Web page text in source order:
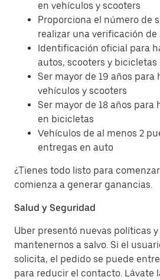
en vehículos y scooters
Proporciona el número de
realizar una verificación
Identificación oficial para
autos, scooters y bicicletas
Ser mayor de 19 años para
vehículos y scooters
Ser mayor de 18 años para
en bicicletas
Vehículos de al menos 2
entregas en auto
¿Tienes todo listo para
comienza a generar ganancias.
Salud y Seguridad
Uber presentó nuevas políticas
mantenernos a salvo. Si el
solicita, el pedido se puede
para reducir el contacto. Lávate